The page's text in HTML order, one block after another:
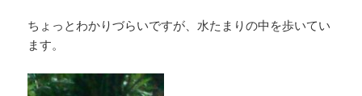
ちょっとわかりづらいですが、水たまりの中を歩いてい
ます。